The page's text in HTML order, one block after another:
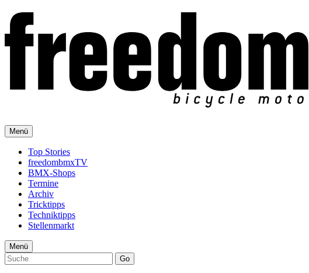
Menü
Top Stories
freedombmxTV
BMX-Shops
Termine
Archiv
Tricktipps
Techniktipps
Stellenmarkt
Menü
Go